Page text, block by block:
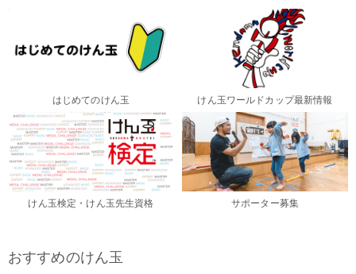
はじめてのけん玉 けん玉ワールドカップ最新情報
けん玉検定・けん玉先生資格 サポーター募集
おすすめのけん玉